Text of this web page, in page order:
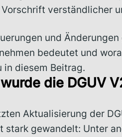
verständlicher
und
bedeutet und
in diesem Beitrag.
die DGUV
Aktualisierung der
stark gewandelt: Unter